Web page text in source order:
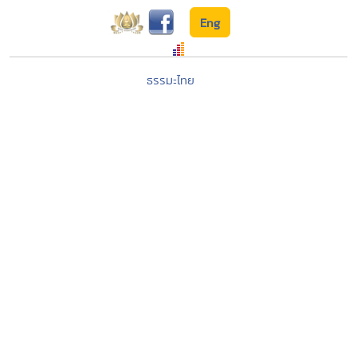
Eng
ธรรมะไทย